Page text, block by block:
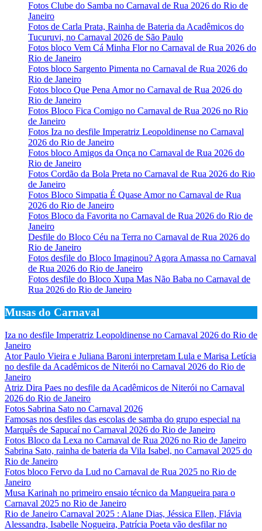
Fotos Clube do Samba no Carnaval de Rua 2026 do Rio de
Janeiro
Fotos de Carla Prata, Rainha de Bateria da Acadêmicos do
Tucuruvi, no Carnaval 2026 de São Paulo
Fotos bloco Vem Cá Minha Flor no Carnaval de Rua 2026 do
Rio de Janeiro
Fotos bloco Sargento Pimenta no Carnaval de Rua 2026 do
Rio de Janeiro
Fotos bloco Que Pena Amor no Carnaval de Rua 2026 do
Rio de Janeiro
Fotos Bloco Fica Comigo no Carnaval de Rua 2026 no Rio
de Janeiro
Fotos Iza no desfile Imperatriz Leopoldinense no Carnaval
2026 do Rio de Janeiro
Fotos bloco Amigos da Onça no Carnaval de Rua 2026 do
Rio de Janeiro
Fotos Cordão da Bola Preta no Carnaval de Rua 2026 do Rio
de Janeiro
Fotos Bloco Simpatia É Quase Amor no Carnaval de Rua
2026 do Rio de Janeiro
Fotos Bloco da Favorita no Carnaval de Rua 2026 do Rio de
Janeiro
Desfile do Bloco Céu na Terra no Carnaval de Rua 2026 do
Rio de Janeiro
Fotos desfile do Bloco Imaginou? Agora Amassa no Carnaval
de Rua 2026 do Rio de Janeiro
Fotos desfile do Bloco Xupa Mas Não Baba no Carnaval de
Rua 2026 do Rio de Janeiro
Musas do Carnaval
Iza no desfile Imperatriz Leopoldinense no Carnaval 2026 do Rio de
Janeiro
Ator Paulo Vieira e Juliana Baroni interpretam Lula e Marisa Letícia
no desfile da Acadêmicos de Niterói no Carnaval 2026 do Rio de
Janeiro
Atriz Dira Paes no desfile da Acadêmicos de Niterói no Carnaval
2026 do Rio de Janeiro
Fotos Sabrina Sato no Carnaval 2026
Famosas nos desfiles das escolas de samba do grupo especial na
Marquês de Sapucaí no Carnaval 2026 do Rio de Janeiro
Fotos Bloco da Lexa no Carnaval de Rua 2026 no Rio de Janeiro
Sabrina Sato, rainha de bateria da Vila Isabel, no Carnaval 2025 do
Rio de Janeiro
Fotos bloco Fervo da Lud no Carnaval de Rua 2025 no Rio de
Janeiro
Musa Karinah no primeiro ensaio técnico da Mangueira para o
Carnaval 2025 no Rio de Janeiro
Rio de Janeiro Carnaval 2025 : Alane Dias, Jéssica Ellen, Flávia
Alessandra, Isabelle Nogueira, Patrícia Poeta vão desfilar no